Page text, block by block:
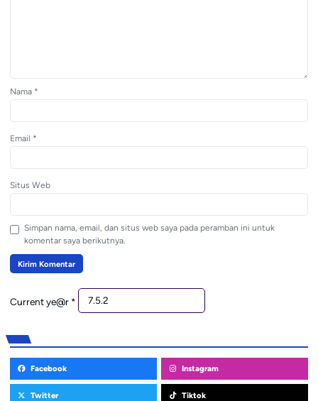
Nama *
Email *
Situs Web
Simpan nama, email, dan situs web saya pada peramban ini untuk
komentar saya berikutnya.
Current ye@r *
Facebook Instagram
Twitter Tiktok